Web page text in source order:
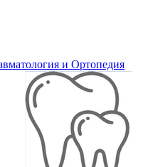
и Ортопедия